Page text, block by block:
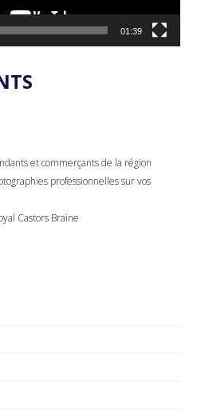
01:39
et commerçants de la région
professionnelles sur vos
Castors Braine